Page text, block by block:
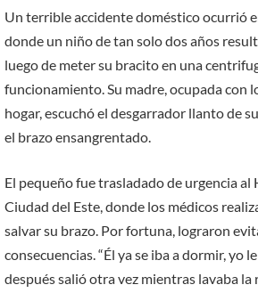
Un terrible accidente doméstico ocurrió
donde un niño de tan solo dos años
luego de meter su bracito en una
funcionamiento. Su madre, ocupada con
hogar, escuchó el desgarrador llanto de
el brazo ensangrentado.
El pequeño fue trasladado de urgencia al
Ciudad del Este, donde los médicos
salvar su brazo. Por fortuna, lograron
consecuencias. “Él ya se iba a dormir, yo
después salió otra vez mientras lavaba la